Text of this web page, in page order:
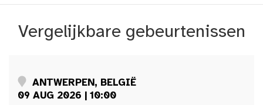
Vergelijkbare gebeurtenissen
ANTWERPEN, BELGIË
09 AUG 2026 | 10:00